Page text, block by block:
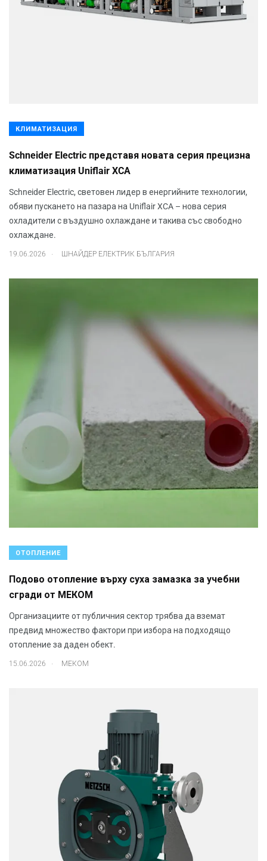
КЛИМАТИЗАЦИЯ
Schneider Electric представя новата серия прецизна
климатизация Uniflair XCA
Schneider Electric, световен лидер в енергийните технологии,
обяви пускането на пазара на Uniflair XCA – нова серия
охладители с въздушно охлаждане и такива със свободно
охлаждане.
19.06.2026 . ШНАЙДЕР ЕЛЕКТРИК БЪЛГАРИЯ
ОТОПЛЕНИЕ
Подово отопление върху суха замазка за учебни
сгради от МЕКОМ
Организациите от публичния сектор трябва да вземат
предвид множество фактори при избора на подходящо
отопление за даден обект.
15.06.2026 . МЕКОМ